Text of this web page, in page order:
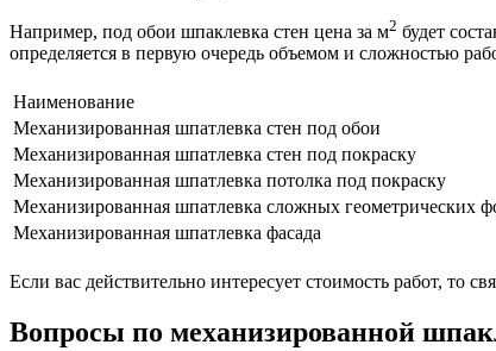
Например, под обои шпаклевка стен цена за м2 будет
определяется в первую очередь объемом и сложностью
Наименование
Механизированная шпатлевка стен под обои
Механизированная шпатлевка стен под покраску
Механизированная шпатлевка потолка под покраску
Механизированная шпатлевка сложных геометрических
Механизированная шпатлевка фасада
Если вас действительно интересует стоимость работ, то
Вопросы по механизированной